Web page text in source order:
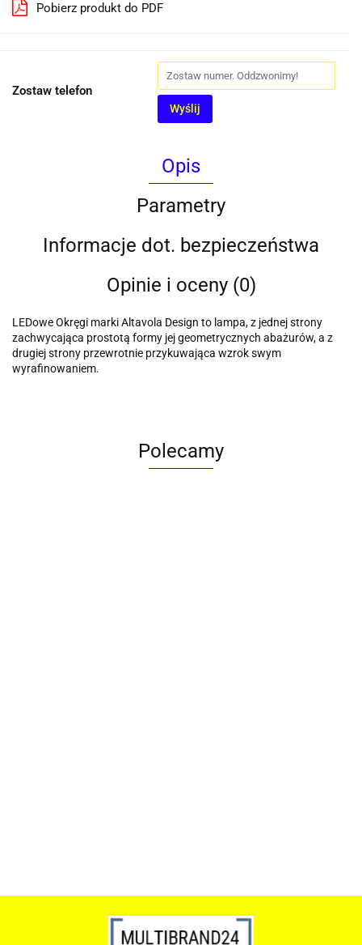
Pobierz produkt do PDF
Zostaw telefon
Wyślij
Opis
Parametry
Informacje dot. bezpieczeństwa
Opinie i oceny (0)
LEDowe Okręgi marki Altavola Design to lampa, z jednej strony
zachwycająca prostotą formy jej geometrycznych abażurów, a z
drugiej strony przewrotnie przykuwająca wzrok swym
wyrafinowaniem.
Polecamy